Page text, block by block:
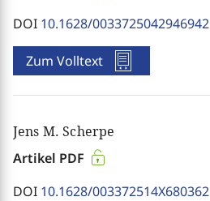
DOI 10.1628/0033725042946942
Zum Volltext
Jens M. Scherpe
Artikel PDF
DOI 10.1628/003372514X680362